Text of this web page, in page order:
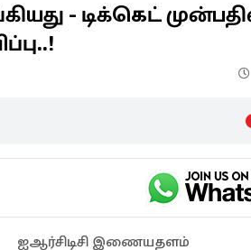
- டிக்கெட்
ஐஆர்சிடிசி இணையதளம்